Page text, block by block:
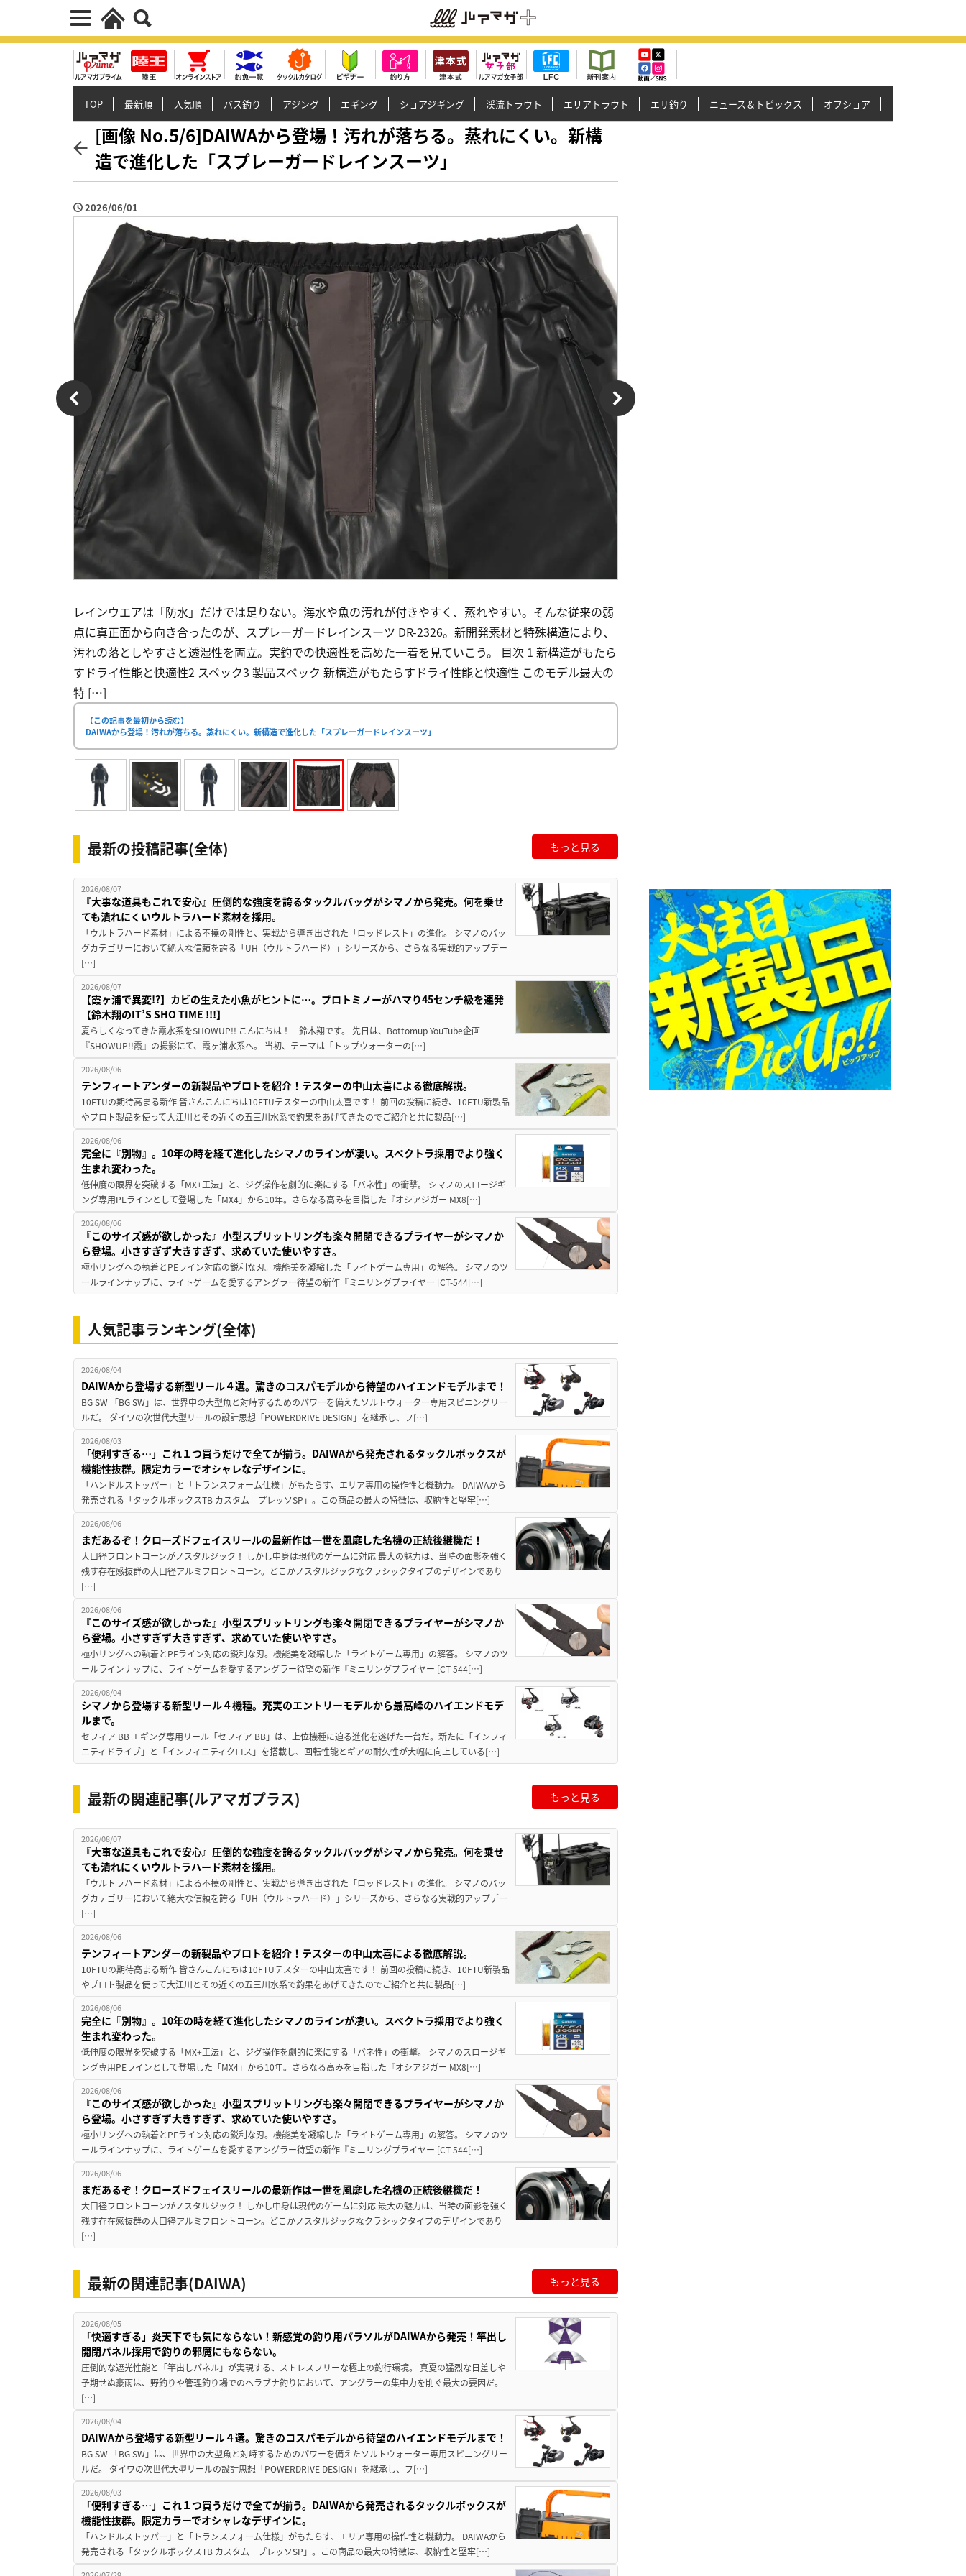
TOP 最新順 人気順 バス釣り アジング エギング ショアジギング 渓流トラウト エリアトラウト エサ釣り ニュース＆トピックス オフショア
[画像 No.5/6]DAIWAから登場！汚れが落ちる。蒸れにくい。新構
造で進化した「スプレーガードレインスーツ」
2026/06/01
レインウエアは「防水」だけでは足りない。海水や魚の汚れが付きやすく、蒸れやすい。そんな従来の弱
点に真正面から向き合ったのが、スプレーガードレインスーツ DR-2326。新開発素材と特殊構造により、
汚れの落としやすさと透湿性を両立。実釣での快適性を高めた一着を見ていこう。 目次 1 新構造がもたら
すドライ性能と快適性2 スペック3 製品スペック 新構造がもたらすドライ性能と快適性 このモデル最大の
特 […]
【この記事を最初から読む】
DAIWAから登場！汚れが落ちる。蒸れにくい。新構造で進化した「スプレーガードレインスーツ」
最新の投稿記事(全体) もっと見る
2026/08/07
『大事な道具もこれで安心』圧倒的な強度を誇るタックルバッグがシマノから発売。何を乗せ
ても潰れにくいウルトラハード素材を採用。
「ウルトラハード素材」による不撓の剛性と、実戦から導き出された「ロッドレスト」の進化。 シマノのバッ
グカテゴリーにおいて絶大な信頼を誇る「UH（ウルトラハード）」シリーズから、さらなる実戦的アップデー
[…]
2026/08/07
【霞ヶ浦で異変!?】カビの生えた小魚がヒントに…。プロトミノーがハマり45センチ級を連発
【鈴木翔のIT’S SHO TIME !!!】
夏らしくなってきた霞水系をSHOWUP!! こんにちは！ 鈴木翔です。 先日は、Bottomup YouTube企画
『SHOWUP!!霞』の撮影にて、霞ヶ浦水系へ。 当初、テーマは「トップウォーターの[…]
2026/08/06
テンフィートアンダーの新製品やプロトを紹介！テスターの中山太喜による徹底解説。
10FTUの期待高まる新作 皆さんこんにちは10FTUテスターの中山太喜です！ 前回の投稿に続き、10FTU新製品
やプロト製品を使って大江川とその近くの五三川水系で釣果をあげてきたのでご紹介と共に製品[…]
2026/08/06
完全に『別物』。10年の時を経て進化したシマノのラインが凄い。スペクトラ採用でより強く
生まれ変わった。
低伸度の限界を突破する「MX+工法」と、ジグ操作を劇的に楽にする「バネ性」の衝撃。 シマノのスロージギ
ング専用PEラインとして登場した「MX4」から10年。さらなる高みを目指した『オシアジガー MX8[…]
2026/08/06
『このサイズ感が欲しかった』小型スプリットリングも楽々開閉できるプライヤーがシマノか
ら登場。小さすぎず大きすぎず、求めていた使いやすさ。
極小リングへの執着とPEライン対応の鋭利な刃。機能美を凝縮した「ライトゲーム専用」の解答。 シマノのツ
ールラインナップに、ライトゲームを愛するアングラー待望の新作『ミニリングプライヤー [CT-544[…]
人気記事ランキング(全体)
2026/08/04
DAIWAから登場する新型リール４選。驚きのコスパモデルから待望のハイエンドモデルまで！
BG SW 「BG SW」は、世界中の大型魚と対峙するためのパワーを備えたソルトウォーター専用スピニングリー
ルだ。 ダイワの次世代大型リールの設計思想「POWERDRIVE DESIGN」を継承し、フ[…]
2026/08/03
「便利すぎる…」これ１つ買うだけで全てが揃う。DAIWAから発売されるタックルボックスが
機能性抜群。限定カラーでオシャレなデザインに。
「ハンドルストッパー」と「トランスフォーム仕様」がもたらす、エリア専用の操作性と機動力。 DAIWAから
発売される「タックルボックスTB カスタム プレッソSP」。この商品の最大の特徴は、収納性と堅牢[…]
2026/08/06
まだあるぞ！クローズドフェイスリールの最新作は一世を風靡した名機の正統後継機だ！
大口径フロントコーンがノスタルジック！ しかし中身は現代のゲームに対応 最大の魅力は、当時の面影を強く
残す存在感抜群の大口径アルミフロントコーン。どこかノスタルジックなクラシックタイプのデザインであり
[…]
2026/08/06
『このサイズ感が欲しかった』小型スプリットリングも楽々開閉できるプライヤーがシマノか
ら登場。小さすぎず大きすぎず、求めていた使いやすさ。
極小リングへの執着とPEライン対応の鋭利な刃。機能美を凝縮した「ライトゲーム専用」の解答。 シマノのツ
ールラインナップに、ライトゲームを愛するアングラー待望の新作『ミニリングプライヤー [CT-544[…]
2026/08/04
シマノから登場する新型リール４機種。充実のエントリーモデルから最高峰のハイエンドモデ
ルまで。
セフィア BB エギング専用リール「セフィア BB」は、上位機種に迫る進化を遂げた一台だ。新たに「インフィ
ニティドライブ」と「インフィニティクロス」を搭載し、回転性能とギアの耐久性が大幅に向上している[…]
最新の関連記事(ルアマガプラス) もっと見る
2026/08/07
『大事な道具もこれで安心』圧倒的な強度を誇るタックルバッグがシマノから発売。何を乗せ
ても潰れにくいウルトラハード素材を採用。
「ウルトラハード素材」による不撓の剛性と、実戦から導き出された「ロッドレスト」の進化。 シマノのバッ
グカテゴリーにおいて絶大な信頼を誇る「UH（ウルトラハード）」シリーズから、さらなる実戦的アップデー
[…]
2026/08/06
テンフィートアンダーの新製品やプロトを紹介！テスターの中山太喜による徹底解説。
10FTUの期待高まる新作 皆さんこんにちは10FTUテスターの中山太喜です！ 前回の投稿に続き、10FTU新製品
やプロト製品を使って大江川とその近くの五三川水系で釣果をあげてきたのでご紹介と共に製品[…]
2026/08/06
完全に『別物』。10年の時を経て進化したシマノのラインが凄い。スペクトラ採用でより強く
生まれ変わった。
低伸度の限界を突破する「MX+工法」と、ジグ操作を劇的に楽にする「バネ性」の衝撃。 シマノのスロージギ
ング専用PEラインとして登場した「MX4」から10年。さらなる高みを目指した『オシアジガー MX8[…]
2026/08/06
『このサイズ感が欲しかった』小型スプリットリングも楽々開閉できるプライヤーがシマノか
ら登場。小さすぎず大きすぎず、求めていた使いやすさ。
極小リングへの執着とPEライン対応の鋭利な刃。機能美を凝縮した「ライトゲーム専用」の解答。 シマノのツ
ールラインナップに、ライトゲームを愛するアングラー待望の新作『ミニリングプライヤー [CT-544[…]
2026/08/06
まだあるぞ！クローズドフェイスリールの最新作は一世を風靡した名機の正統後継機だ！
大口径フロントコーンがノスタルジック！ しかし中身は現代のゲームに対応 最大の魅力は、当時の面影を強く
残す存在感抜群の大口径アルミフロントコーン。どこかノスタルジックなクラシックタイプのデザインであり
[…]
最新の関連記事(DAIWA) もっと見る
2026/08/05
「快適すぎる」炎天下でも気にならない！新感覚の釣り用パラソルがDAIWAから発売！竿出し
開閉パネル採用で釣りの邪魔にもならない。
圧倒的な遮光性能と「竿出しパネル」が実現する、ストレスフリーな極上の釣行環境。 真夏の猛烈な日差しや
予期せぬ豪雨は、野釣りや管理釣り場でのヘラブナ釣りにおいて、アングラーの集中力を削ぐ最大の要因だ。
[…]
2026/08/04
DAIWAから登場する新型リール４選。驚きのコスパモデルから待望のハイエンドモデルまで！
BG SW 「BG SW」は、世界中の大型魚と対峙するためのパワーを備えたソルトウォーター専用スピニングリー
ルだ。 ダイワの次世代大型リールの設計思想「POWERDRIVE DESIGN」を継承し、フ[…]
2026/08/03
「便利すぎる…」これ１つ買うだけで全てが揃う。DAIWAから発売されるタックルボックスが
機能性抜群。限定カラーでオシャレなデザインに。
「ハンドルストッパー」と「トランスフォーム仕様」がもたらす、エリア専用の操作性と機動力。 DAIWAから
発売される「タックルボックスTB カスタム プレッソSP」。この商品の最大の特徴は、収納性と堅牢[…]